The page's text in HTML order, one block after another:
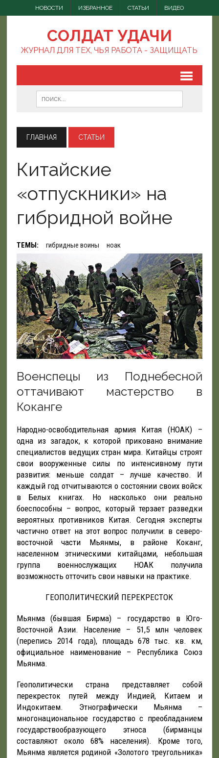
НОВОСТИ ИЗБРАННОЕ СТАТЬИ ВИДЕО
СОЛДАТ УДАЧИ
ЖУРНАЛ ДЛЯ ТЕХ, ЧЬЯ РАБОТА - ЗАЩИЩАТЬ
ГЛАВНАЯ СТАТЬИ
Китайские
«отпускники» на
гибридной войне
ТЕМЫ: гибридные воины ноак
Военспецы из Поднебесной
оттачивают мастерство в
Коканге
Народно-освободительная армия Китая (НОАК) –
одна из загадок, к которой приковано внимание
специалистов ведущих стран мира. Китайцы строят
свои вооруженные силы по интенсивному пути
развития: меньше солдат – лучше качество. И
каждый год отчитываются о состоянии своих войск
в Белых книгах. Но насколько они реально
боеспособны – вопрос, который терзает разведки
вероятных противников Китая. Сегодня эксперты
частично ответ на этот вопрос получили: в северо-
восточной части Мьянмы, в районе Коканг,
населенном этническими китайцами, небольшая
группа военнослужащих НОАК получила
возможность отточить свои навыки на практике.
ГЕОПОЛИТИЧЕСКИЙ ПЕРЕКРЕСТОК
Мьянма (бывшая Бирма) – государство в Юго-
Восточной Азии. Население – 51,5 млн человек
(перепись 2014 года), площадь 678 тыс. кв. км,
официальное наименование – Республика Союз
Мьянма.
Геополитически страна представляет собой
перекресток путей между Индией, Китаем и
Индокитаем. Этнографически Мьянма –
многонациональное государство с преобладанием
государствообразующего этноса (бирманцы
составляют около 68% населения). Кроме того,
Мьянма является родиной «Золотого треугольника»